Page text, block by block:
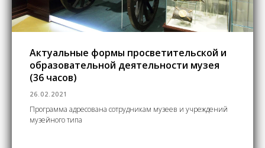
Актуальные формы просветительской и
образовательной деятельности музея
(36 часов)
26.02.2021
Программа адресована сотрудникам музеев и учреждений
музейного типа